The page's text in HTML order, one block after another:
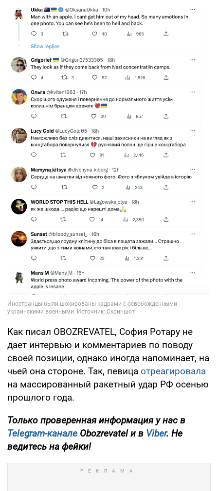
Как писал OBOZREVATEL, София Ротару не
дает интервью и комментариев по поводу
своей позиции, однако иногда напоминает, на
чьей она стороне. Так, певица отреагировала
на массированный ракетный удар РФ осенью
прошлого года.
Только проверенная информация у нас в
Telegram-канале Obozrevatel и в Viber. Не
ведитесь на фейки!